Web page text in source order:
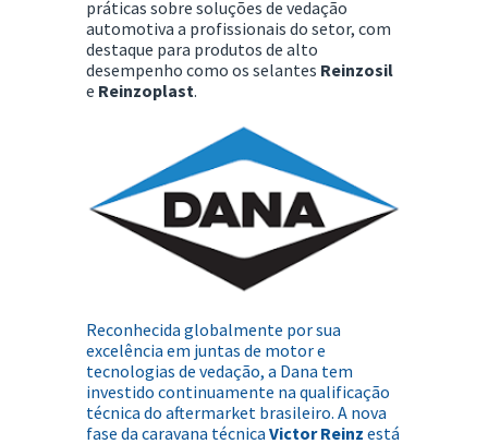
práticas sobre soluções de vedação
automotiva a profissionais do setor, com
destaque para produtos de alto
desempenho como os selantes Reinzosil
e Reinzoplast.
Reconhecida globalmente por sua
excelência em juntas de motor e
tecnologias de vedação, a Dana tem
investido continuamente na qualificação
técnica do aftermarket brasileiro. A nova
fase da caravana técnica Victor Reinz está